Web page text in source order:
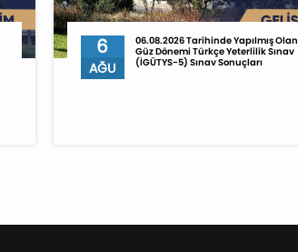
6
AĞU
06.08.2026 Tarihinde Yapılmış Olan
Güz Dönemi Türkçe Yeterlilik Sınav
(İGÜTYS-5) Sınav Sonuçları